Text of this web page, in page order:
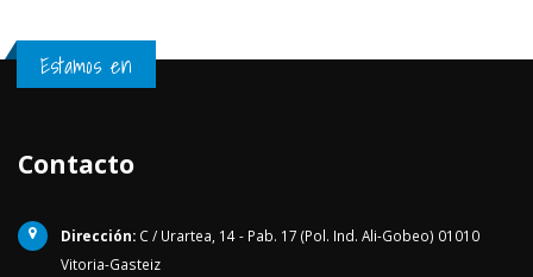
Estamos en
Contacto
Dirección: C / Urartea, 14 - Pab. 17 (Pol. Ind. Ali-Gobeo) 01010
Vitoria-Gasteiz